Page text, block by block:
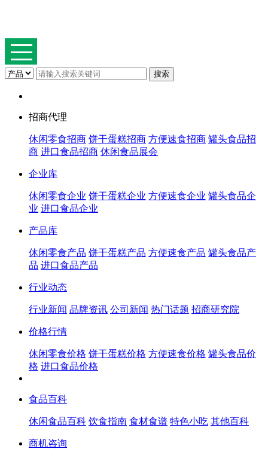
招商代理
休闲零食招商 饼干蛋糕招商 方便速食招商 罐头食品招
商 进口食品招商 休闲食品展会
企业库
休闲零食企业 饼干蛋糕企业 方便速食企业 罐头食品企
业 进口食品企业
产品库
休闲零食产品 饼干蛋糕产品 方便速食产品 罐头食品产
品 进口食品产品
行业动态
行业新闻 品牌资讯 公司新闻 热门话题 招商研究院
价格行情
休闲零食价格 饼干蛋糕价格 方便速食价格 罐头食品价
格 进口食品价格
食品百科
休闲食品百科 饮食指南 食材食谱 特色小吃 其他百科
商机咨询